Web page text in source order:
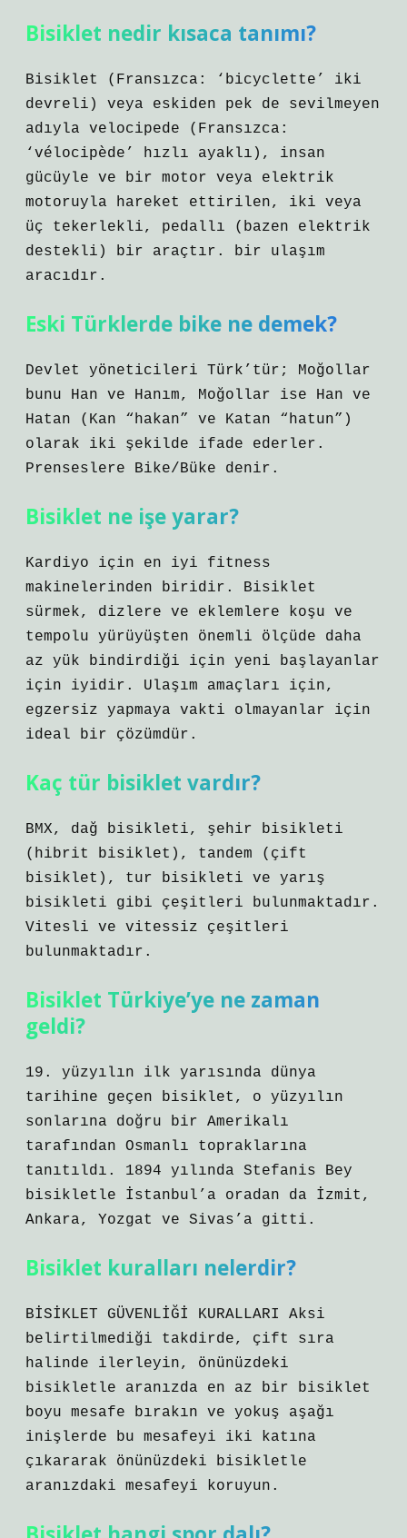
Bisiklet nedir kısaca tanımı?
Bisiklet (Fransızca: ‘bicyclette’ iki
devreli) veya eskiden pek de sevilmeyen
adıyla velocipede (Fransızca:
‘vélocipède’ hızlı ayaklı), insan
gücüyle ve bir motor veya elektrik
motoruyla hareket ettirilen, iki veya
üç tekerlekli, pedallı (bazen elektrik
destekli) bir araçtır. bir ulaşım
aracıdır.
Eski Türklerde bike ne demek?
Devlet yöneticileri Türk’tür; Moğollar
bunu Han ve Hanım, Moğollar ise Han ve
Hatan (Kan “hakan” ve Katan “hatun”)
olarak iki şekilde ifade ederler.
Prenseslere Bike/Büke denir.
Bisiklet ne işe yarar?
Kardiyo için en iyi fitness
makinelerinden biridir. Bisiklet
sürmek, dizlere ve eklemlere koşu ve
tempolu yürüyüşten önemli ölçüde daha
az yük bindirdiği için yeni başlayanlar
için iyidir. Ulaşım amaçları için,
egzersiz yapmaya vakti olmayanlar için
ideal bir çözümdür.
Kaç tür bisiklet vardır?
BMX, dağ bisikleti, şehir bisikleti
(hibrit bisiklet), tandem (çift
bisiklet), tur bisikleti ve yarış
bisikleti gibi çeşitleri bulunmaktadır.
Vitesli ve vitessiz çeşitleri
bulunmaktadır.
Bisiklet Türkiye’ye ne zaman
geldi?
19. yüzyılın ilk yarısında dünya
tarihine geçen bisiklet, o yüzyılın
sonlarına doğru bir Amerikalı
tarafından Osmanlı topraklarına
tanıtıldı. 1894 yılında Stefanis Bey
bisikletle İstanbul’a oradan da İzmit,
Ankara, Yozgat ve Sivas’a gitti.
Bisiklet kuralları nelerdir?
BİSİKLET GÜVENLİĞİ KURALLARI Aksi
belirtilmediği takdirde, çift sıra
halinde ilerleyin, önünüzdeki
bisikletle aranızda en az bir bisiklet
boyu mesafe bırakın ve yokuş aşağı
inişlerde bu mesafeyi iki katına
çıkararak önünüzdeki bisikletle
aranızdaki mesafeyi koruyun.